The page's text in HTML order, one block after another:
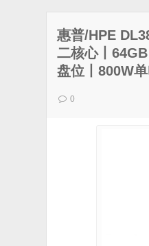
惠普/HPE
二核心丨
盘位丨800W单
0